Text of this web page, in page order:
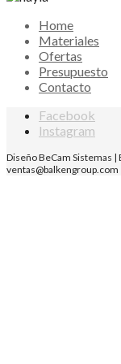
Home
Materiales
Ofertas
Presupuesto
Contacto
Facebook
Instagram
Diseño BeCam Sistemas
ventas@balkengroup.com